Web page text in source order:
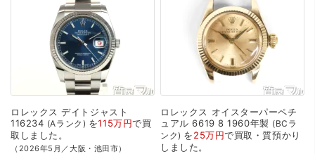
ロレックス デイトジャスト
116234
Aランク を115万円で買
取 しました。
（2026年5月／大阪・池田市）
ロレックス オイスターパーペチ
ュアル 6619 8 1960年製
BCラ
ンク を25万円で買取・質預かり
しました。